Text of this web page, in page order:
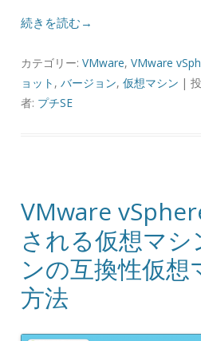
続きを読む→
カテゴリー: VMware, VMware
ョット , バージョン, 仮想マシン |
者: プチSE
VMware
される仮想マシ
ンの互換性仮想
方法